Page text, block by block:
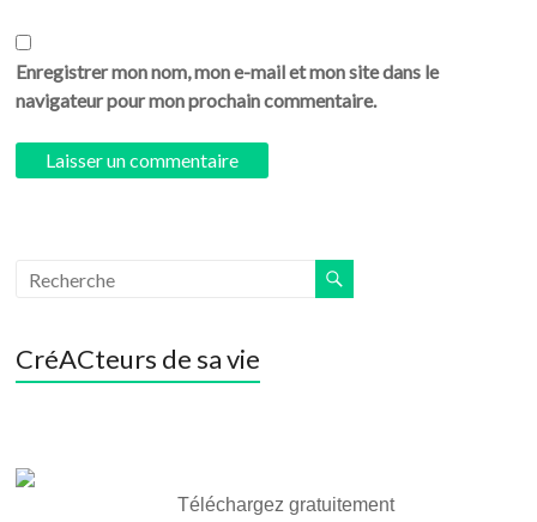
Enregistrer mon nom, mon e-mail et mon site dans le
navigateur pour mon prochain commentaire.
CréACteurs de sa vie
Téléchargez gratuitement